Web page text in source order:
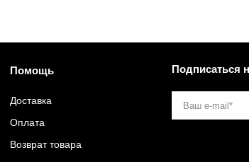
Помощь
Доставка
Оплата
Возврат товара
Подписаться